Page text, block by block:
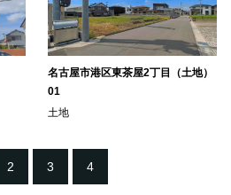
名古屋市港区東茶屋2丁目（土地）
01
土地
2 3 4